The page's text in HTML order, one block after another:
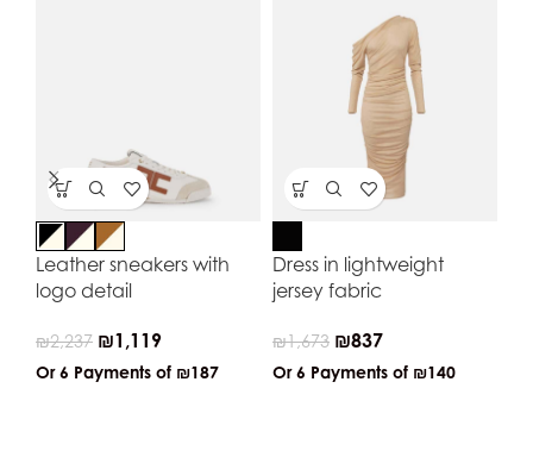
Leather sneakers with
logo detail
₪2,237 ₪1,119
Or 6 Payments of ₪187
Dress in lightweight
jersey fabric
₪1,673 ₪837
Or 6 Payments of ₪140